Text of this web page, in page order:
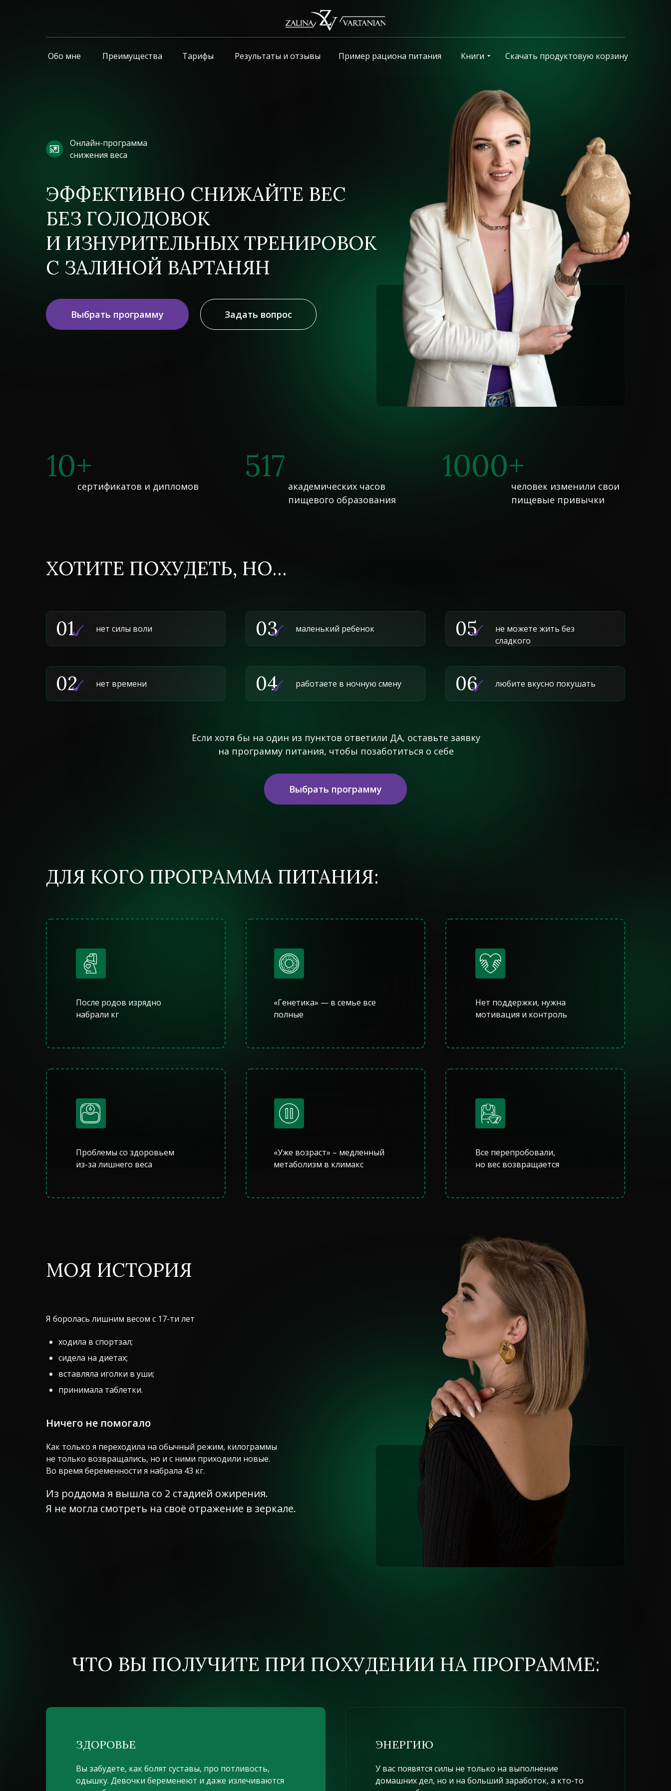
Онлайн-программа
снижения веса
ЭФФЕКТИВНО СНИЖАЙТЕ ВЕС
БЕЗ ГОЛОДОВОК
И ИЗНУРИТЕЛЬНЫХ ТРЕНИРОВОК
С ЗАЛИНОЙ ВАРТАНЯН
10+
сертификатов и дипломов
517
академических часов
пищевого образования
1000+
человек изменили свои
пищевые привычки
Скачать продуктовую корзину
Пример рациона питания
Тарифы
Преимущества
Обо мне Результаты и отзывы
Выбрать программу Задать вопрос
Книги
ХОТИТЕ ПОХУДЕТЬ, НО…
нет силы воли
нет времени
маленький ребенок
работаете в ночную смену
не можете жить без
сладкого
любите вкусно покушать
Если хотя бы на один из пунктов ответили ДА, оставьте заявку
на программу питания, чтобы позаботиться о себе
ДЛЯ КОГО ПРОГРАММА ПИТАНИЯ:
После родов изрядно
набрали кг
«Генетика» — в семье все
полные
Нет поддержки, нужна
мотивация и контроль
Проблемы со здоровьем
из-за лишнего веса
«Уже возраст» – медленный
метаболизм в климакс
Все перепробовали,
но вес возвращается
01
02
03
04
05
06
Выбрать программу
Я боролась лишним весом с 17-ти лет
МОЯ ИСТОРИЯ
ходила в спортзал;
сидела на диетах;
вставляла иголки в уши;
принимала таблетки.
Ничего не помогало
Как только я переходила на обычный режим, килограммы
не только возвращались, но и с ними приходили новые.
Во время беременности я набрала 43 кг.
Из роддома я вышла со 2 стадией ожирения.
Я не могла смотреть на своё отражение в зеркале.
ЧТО ВЫ ПОЛУЧИТЕ ПРИ ПОХУДЕНИИ НА ПРОГРАММЕ:
ЗДОРОВЬЕ
Вы забудете, как болят суставы, про потливость,
одышку. Девочки беременеют и даже излечиваются
ЭНЕРГИЮ
У вас появятся силы не только на выполнение
домашних дел, но и на больший заработок, а кто-то